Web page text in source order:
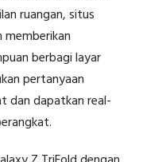
ruangan, situs
memberikan
berbagi layar
pertanyaan
dan dapatkan real-